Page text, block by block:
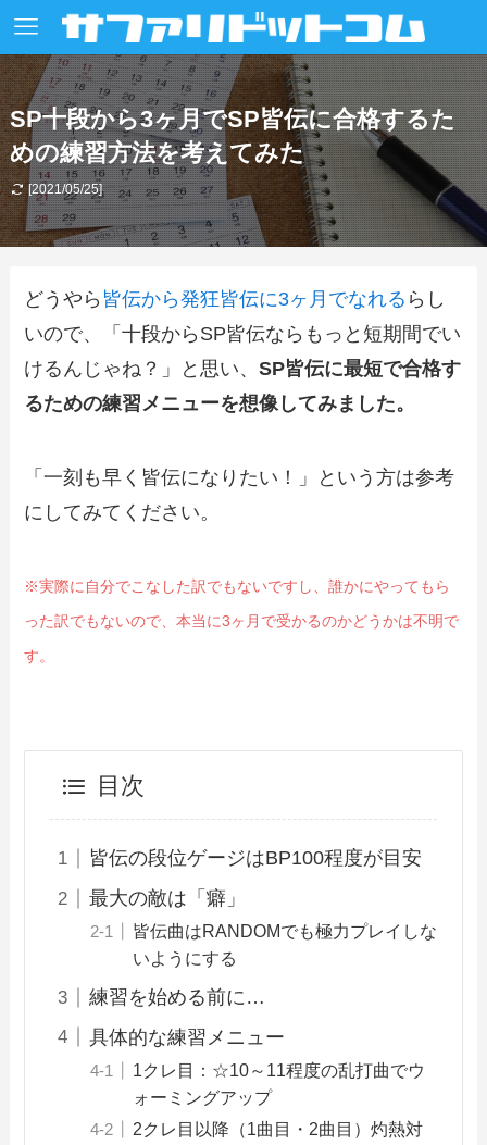
SP十段から3ヶ月でSP皆伝に合格するた
めの練習方法を考えてみた
[2021/05/25]
どうやら 皆伝から発狂皆伝に3ヶ月でなれる らし
いので、「十段からSP皆伝ならもっと短期間でい
けるんじゃね？」と思い、SP皆伝に最短で合格す
るための練習メニューを想像してみました。
「一刻も早く皆伝になりたい！」という方は参考
にしてみてください。
※実際に自分でこなした訳でもないですし、誰かにやってもら
った訳でもないので、本当に3ヶ月で受かるのかどうかは不明で
す。
目次
皆伝の段位ゲージはBP100程度が目安
最大の敵は「癖」
皆伝曲はRANDOMでも極力プレイしな
いようにする
練習を始める前に…
具体的な練習メニュー
1クレ目：☆10～11程度の乱打曲でウ
ォーミングアップ
2クレ目以降（1曲目・2曲目）灼熱対